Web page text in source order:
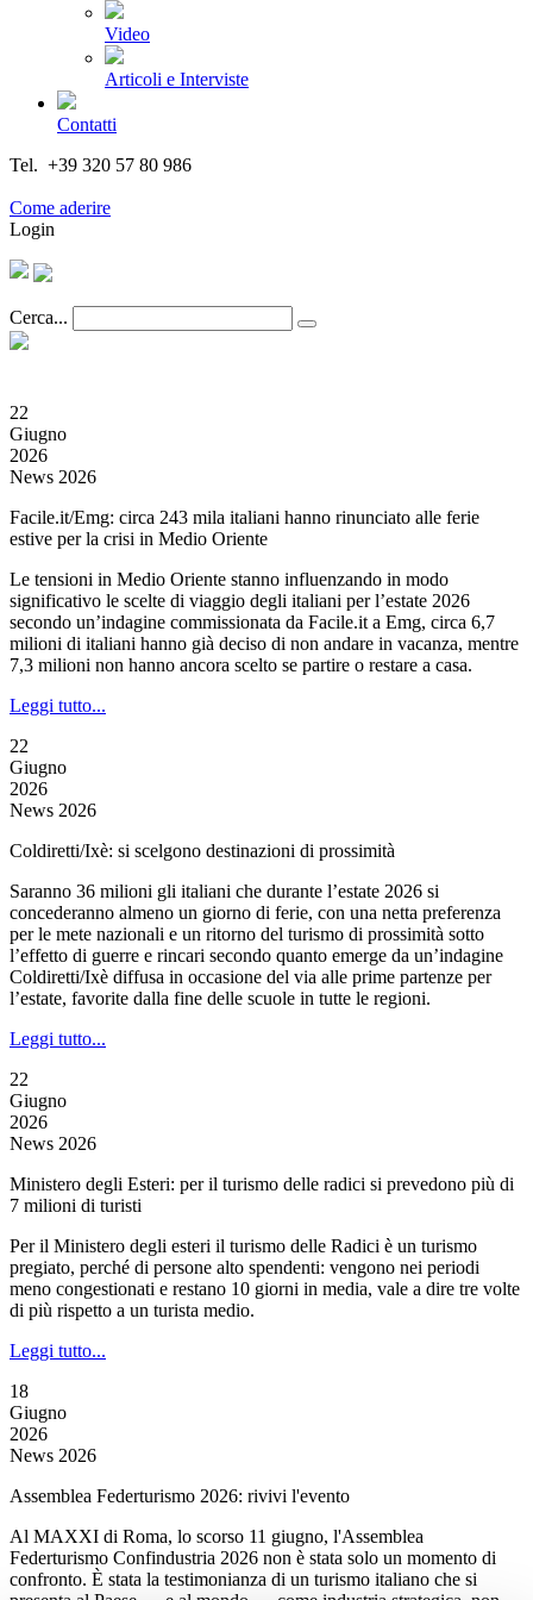
Video
Articoli e Interviste
Contatti
Tel. +39 320 57 80 986
Come aderire
Login
Cerca...
22
Giugno
2026
News 2026
Facile.it/Emg: circa 243 mila italiani hanno rinunciato alle ferie
estive per la crisi in Medio Oriente
Le tensioni in Medio Oriente stanno influenzando in modo
significativo le scelte di viaggio degli italiani per l’estate 2026
secondo un’indagine commissionata da Facile.it a Emg, circa 6,7
milioni di italiani hanno già deciso di non andare in vacanza, mentre
7,3 milioni non hanno ancora scelto se partire o restare a casa.
Leggi tutto...
22
Giugno
2026
News 2026
Coldiretti/Ixè: si scelgono destinazioni di prossimità
Saranno 36 milioni gli italiani che durante l’estate 2026 si
concederanno almeno un giorno di ferie, con una netta preferenza
per le mete nazionali e un ritorno del turismo di prossimità sotto
l’effetto di guerre e rincari secondo quanto emerge da un’indagine
Coldiretti/Ixè diffusa in occasione del via alle prime partenze per
l’estate, favorite dalla fine delle scuole in tutte le regioni.
Leggi tutto...
22
Giugno
2026
News 2026
Ministero degli Esteri: per il turismo delle radici si prevedono più di
7 milioni di turisti
Per il Ministero degli esteri il turismo delle Radici è un turismo
pregiato, perché di persone alto spendenti: vengono nei periodi
meno congestionati e restano 10 giorni in media, vale a dire tre volte
di più rispetto a un turista medio.
Leggi tutto...
18
Giugno
2026
News 2026
Assemblea Federturismo 2026: rivivi l'evento
Al MAXXI di Roma, lo scorso 11 giugno, l'Assemblea
Federturismo Confindustria 2026 non è stata solo un momento di
confronto. È stata la testimonianza di un turismo italiano che si